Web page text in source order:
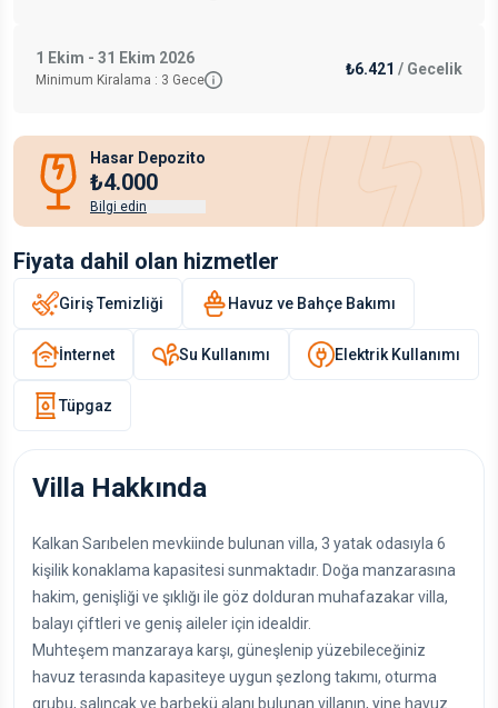
1 Ekim - 31 Ekim 2026
Minimum Kiralama : 3 Gece
₺6.421 / Gecelik
Hasar Depozito
₺4.000
Bilgi edin
Fiyata dahil olan hizmetler
Giriş Temizliği Havuz ve Bahçe Bakımı
İnternet Su Kullanımı Elektrik Kullanımı
Tüpgaz
Villa Hakkında
Kalkan Sarıbelen mevkiinde bulunan villa, 3 yatak odasıyla 6
kişilik konaklama kapasitesi sunmaktadır. Doğa manzarasına
hakim, genişliği ve şıklığı ile göz dolduran muhafazakar villa,
balayı çiftleri ve geniş aileler için idealdir.
Muhteşem manzaraya karşı, güneşlenip yüzebileceğiniz
havuz terasında kapasiteye uygun şezlong takımı, oturma
grubu, salıncak ve barbekü alanı bulunan villanın, yine havuz